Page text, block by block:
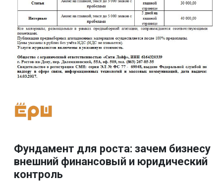
Фундамент для роста: зачем бизнесу
внешний финансовый и юридический
контроль